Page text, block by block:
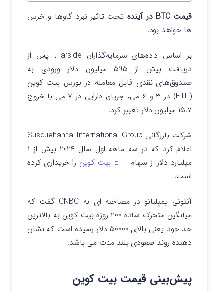
قیمت BTC در آیندهتحت تاثیر نبرد گاوها و خرس
ها خواهد بود.
بر اساس داده‌های سرمایه‌گذاران Farside، پس از
دریافت بیش از ۵۹۵ میلیون دلار ورودی به
صندوق‌های نقدی قابل معامله در بورس بیت‌ کوین
(ETF) در ۳ و ۶ می، جریان دارایی در ۷ می با خروج
۱۵.۷ میلیون دلار تغییر کرد.
شرکت بازرگانی Susquehanna International Group
اعلام کرد که در سه ماهه اول سال ۲۰۲۴ بیش از ۱
میلیارد دلار از سهام ETF بیت کوین
را خریداری کرده
است.
آنتونی پمپلیانو در مصاحبه ای به CNBC گفت که
میانگین متحرک ساده ۲۰۰ روزه بیت کوین به بالاترین
حد خود یعنی بالای ۵۰۰۰۰ دلار رسیده است که نشان
دهنده روند صعودی بلند مدت می باشد.
پیش‌بینی قیمت بیت کوین